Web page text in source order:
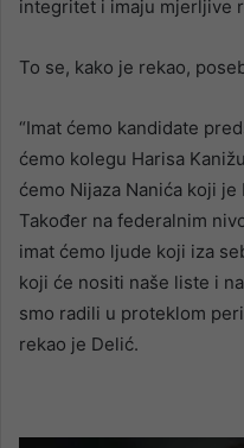
integritet i imaju mjerljive
To se, kako je rekao,
“Imat ćemo kandidate
ćemo kolegu Harisa
ćemo Nijaza Nanića koji
Također na federalnim
imat ćemo ljude koji iza
koji će nositi naše liste i
smo radili u proteklom
rekao je Delić.